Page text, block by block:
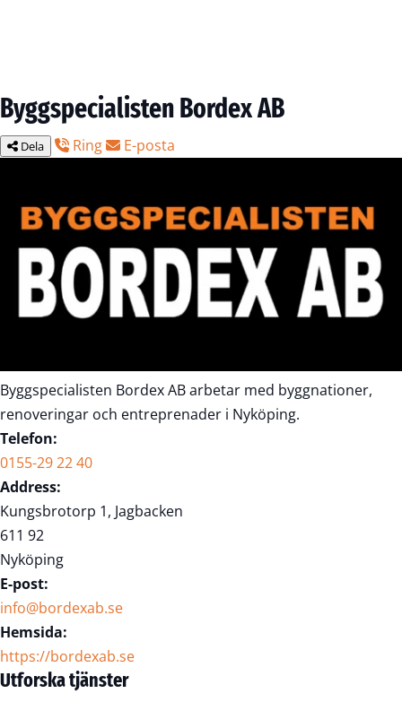
Byggspecialisten Bordex AB
Dela Ring E-posta
Byggspecialisten Bordex AB arbetar med byggnationer,
renoveringar och entreprenader i Nyköping.
Telefon:
0155-29 22 40
Address:
Kungsbrotorp 1, Jagbacken
611 92
Nyköping
E-post:
info@bordexab.se
Hemsida:
https://bordexab.se
Utforska tjänster